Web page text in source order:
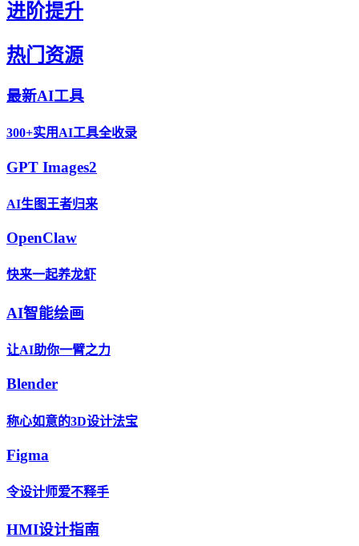
进阶提升
热门资源
最新AI工具
300+实用AI工具全收录
GPT Images2
AI生图王者归来
OpenClaw
快来一起养龙虾
AI智能绘画
让AI助你一臂之力
Blender
称心如意的3D设计法宝
Figma
令设计师爱不释手
HMI设计指南